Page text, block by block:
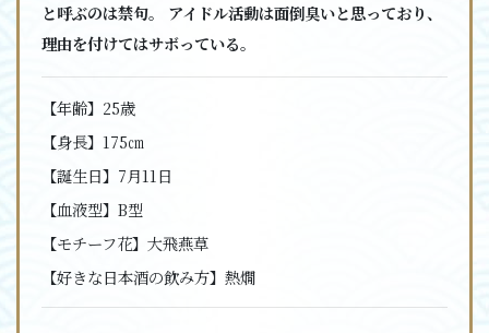
と呼ぶのは禁句。 アイドル活動は面倒臭いと思っており、
理由を付けてはサボっている。
【年齢】 25歳
【身長】 175㎝
【誕生日】 7月11日
【血液型】 B型
【モチーフ花】 大飛燕草
【好きな日本酒の飲み方】 熱燗